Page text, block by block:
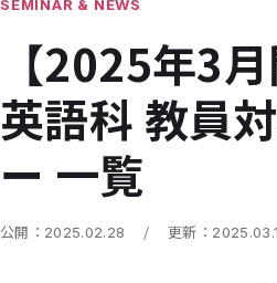
SEMINAR & NEWS
【2025年3
英語科 教員
ー 一覧
公開： 2025.02.28 / 更新：